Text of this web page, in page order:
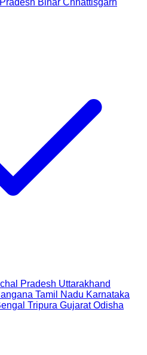
Bihar Chhattisgarh
Pradesh Uttarakhand
Tamil Nadu Karnataka
Tripura Gujarat Odisha